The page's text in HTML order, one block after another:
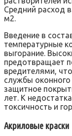
Средний расход
м2.
Введение в
температурные
выгорание.
предотвращает
вредителями,
службы
защитное
лет. К
токсичность и
Акриловые краски